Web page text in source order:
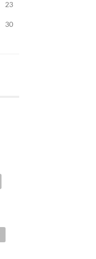
23
30